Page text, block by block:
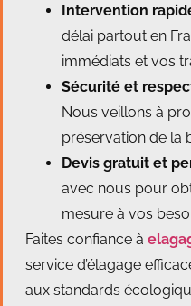
Intervention
délai partout en
immédiats et vos
Sécurité et
Nous veillons à
préservation de la
Devis gratuit et
avec nous pour
mesure à vos
Faites confiance à
service d’élagage
aux standards